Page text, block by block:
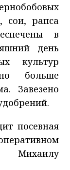
сои, рапса
в
день
культур
больше
Завезено
посевная
Михаилу